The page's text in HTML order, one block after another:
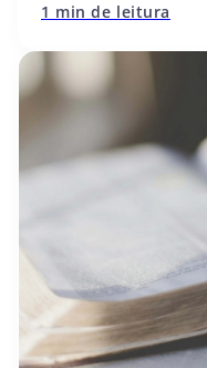
1 min de leitura